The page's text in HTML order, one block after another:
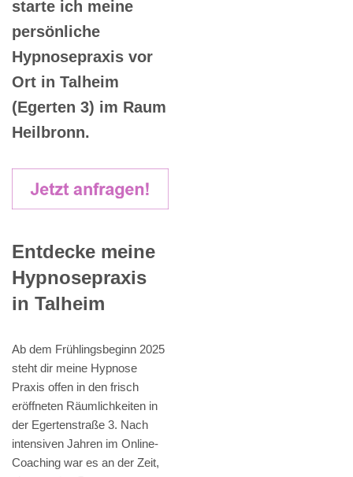
starte ich meine
persönliche
Hypnosepraxis vor
Ort in Talheim
(Egerten 3) im Raum
Heilbronn.
Entdecke meine
Hypnosepraxis
in Talheim
Ab dem Frühlingsbeginn 2025
steht dir meine Hypnose
Praxis offen in den frisch
eröffneten Räumlichkeiten in
der Egertenstraße 3. Nach
intensiven Jahren im Online-
Coaching war es an der Zeit,